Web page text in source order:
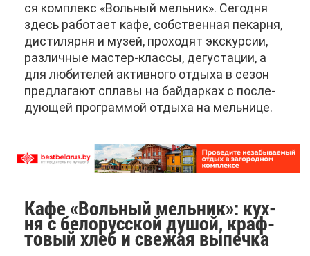
ся ком­плекс «Воль­ный мель­ник». Се­год­ня
здесь ра­бо­та­ет ка­фе, соб­ствен­ная пе­кар­ня,
ди­сти­ляр­ня и му­зей, про­хо­дят экс­кур­сии,
раз­лич­ные ма­стер-клас­сы, де­гу­ста­ции, а
для лю­би­те­лей ак­тив­но­го от­ды­ха в се­зон
пред­ла­га­ют спла­вы на бай­дар­ках с по­сле­
ду­ю­щей про­грам­мой от­ды­ха на мель­ни­це.
Ка­фе «Воль­ный мель­ник»: кух­
ня с бе­ло­рус­ской ду­шой, краф­
то­вый хлеб и све­жая вы­печ­ка